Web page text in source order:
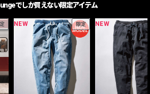
でしか買えない限定アイテム
NEW 限定 NEW